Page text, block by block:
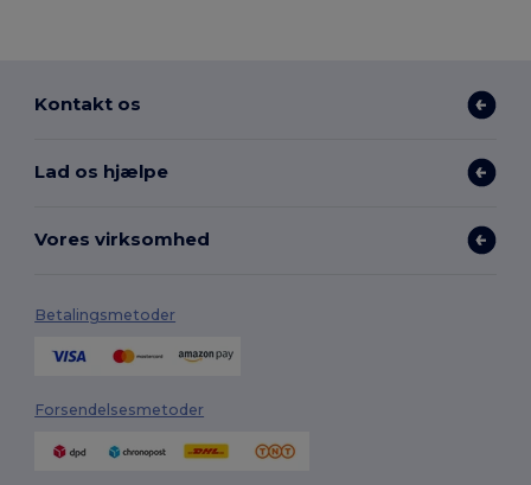
Kontakt os
Lad os hjælpe
Vores virksomhed
Betalingsmetoder
Forsendelsesmetoder